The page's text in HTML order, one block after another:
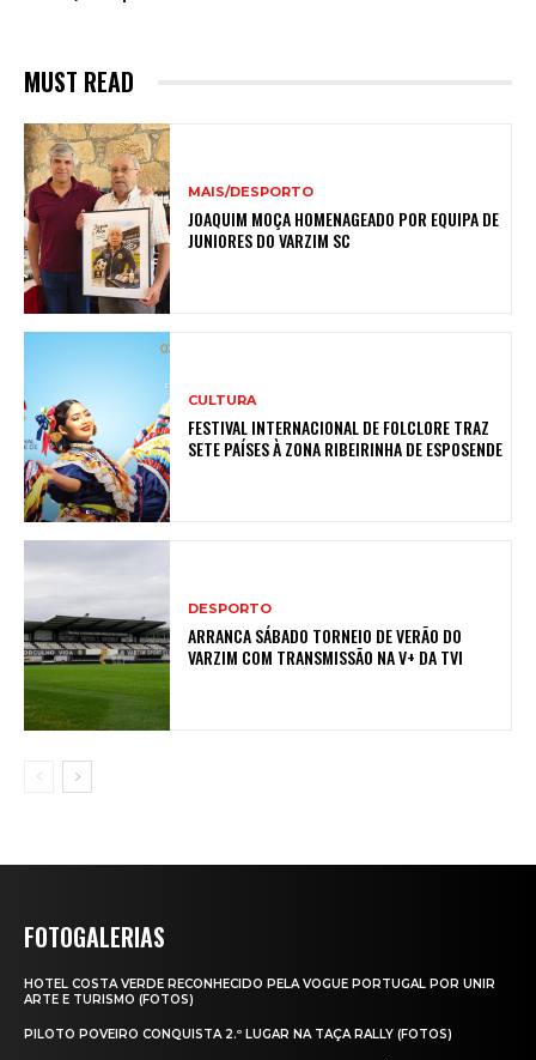
MUST READ
MAIS/DESPORTO
JOAQUIM MOÇA HOMENAGEADO POR EQUIPA DE
JUNIORES DO VARZIM SC
CULTURA
FESTIVAL INTERNACIONAL DE FOLCLORE TRAZ
SETE PAÍSES À ZONA RIBEIRINHA DE ESPOSENDE
DESPORTO
ARRANCA SÁBADO TORNEIO DE VERÃO DO
VARZIM COM TRANSMISSÃO NA V+ DA TVI
FOTOGALERIAS
HOTEL COSTA VERDE RECONHECIDO PELA VOGUE PORTUGAL POR UNIR
ARTE E TURISMO (FOTOS)
PILOTO POVEIRO CONQUISTA 2.º LUGAR NA TAÇA RALLY (FOTOS)